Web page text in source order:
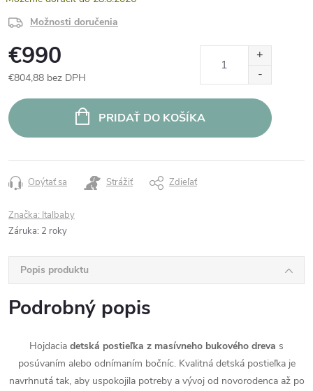
Možnosti doručenia
€990
€804,88 bez DPH
cena:
PRIDAŤ DO KOŠÍKA
Opýtať sa Strážiť Zdieľať
Značka: Italbaby
Záruka: 2 roky
Popis produktu
Podrobný popis
Hojdacia detská postieľka z masívneho bukového dreva s
posúvaním alebo odnímaním bočníc. Kvalitná detská postieľka je
navrhnutá tak, aby uspokojila potreby a vývoj od novorodenca až po